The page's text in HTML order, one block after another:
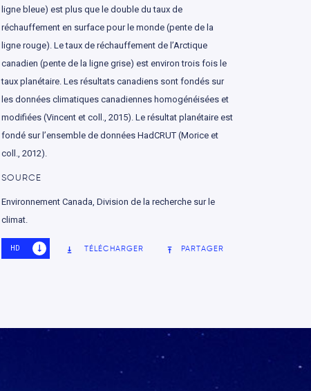
ligne bleue) est plus que le double du taux de
réchauffement en surface pour le monde (pente de la
ligne rouge). Le taux de réchauffement de l’Arctique
canadien (pente de la ligne grise) est environ trois fois le
taux planétaire. Les résultats canadiens sont fondés sur
les données climatiques canadiennes homogénéisées et
modifiées (Vincent et coll., 2015). Le résultat planétaire est
fondé sur l’ensemble de données HadCRUT (Morice et
coll., 2012).
SOURCE
Environnement Canada, Division de la recherche sur le
climat.
HD TÉLÉCHARGER PARTAGER